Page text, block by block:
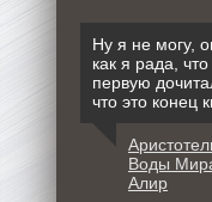
Ну я не могу,
как я рада,
первую
что это конец
Воды
Алир